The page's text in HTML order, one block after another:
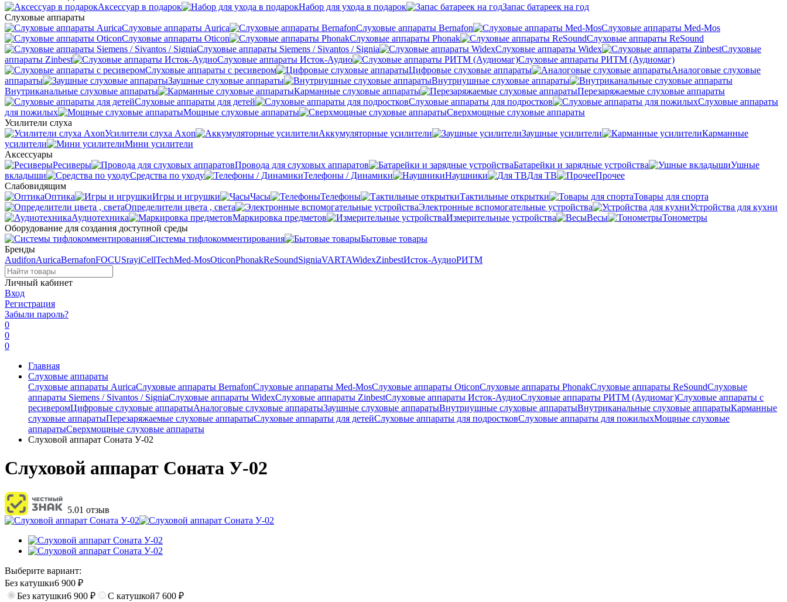
Аксессуар в подарок
Набор для ухода в подарок
Запас батареек на год
Слуховые аппараты
Слуховые аппараты Aurica
Слуховые аппараты Bernafon
Слуховые аппараты Med-Mos
Слуховые аппараты Oticon
Слуховые аппараты Phonak
Слуховые аппараты ReSound
Слуховые аппараты Siemens / Sivantos / Signia
Слуховые аппараты Widex
Слуховые
аппараты Zinbest
Слуховые аппараты Исток-Аудио
Слуховые аппараты РИТМ (Аудиомаг)
Слуховые аппараты с ресивером
Цифровые слуховые аппараты
Аналоговые слуховые
аппараты
Заушные слуховые аппараты
Внутриушные слуховые аппараты
Внутриканальные слуховые аппараты
Карманные слуховые аппараты
Перезаряжаемые слуховые аппараты
Слуховые аппараты для детей
Слуховые аппараты для подростков
Слуховые аппараты
для пожилых
Мощные слуховые аппараты
Сверхмощные слуховые аппараты
Усилители слуха
Усилители слуха Axon
Аккумуляторные усилители Заушные усилители
Карманные
усилители
Мини усилители
Аксессуары
Ресиверы
Провода для слуховых аппаратов Батарейки и зарядные устройства
Ушные
вкладыши
Средства по уходу Телефоны / Динамики Наушники Для ТВ
Прочее
Слабовидящим
Оптика
Игры и игрушки Часы Телефоны Тактильные открытки
Товары для спорта
Определители цвета , света
Электронные вспомогательные устройства
Устройства для кухни
Аудиотехника
Маркировка предметов Измерительные устройства Весы
Тонометры
Оборудование для создания доступной среды
Системы тифлокомментирования
Бытовые товары
Бренды
AudifonAuricaBernafonFOCUSrayiCellTechMed-MosOticonPhonakReSoundSigniaVARTAWidexZinbestИсток-АудиоРИТМ
Личный кабинет
Вход
Регистрация
Забыли пароль?
0
0
0
Главная
Слуховые аппараты
Слуховые аппараты AuricaСлуховые аппараты BernafonСлуховые аппараты Med-MosСлуховые аппараты OticonСлуховые аппараты PhonakСлуховые аппараты ReSoundСлуховые
аппараты Siemens / Sivantos / SigniaСлуховые аппараты WidexСлуховые аппараты ZinbestСлуховые аппараты Исток-АудиоСлуховые аппараты РИТМ (Аудиомаг)Слуховые аппараты с
ресиверомЦифровые слуховые аппаратыАналоговые слуховые аппаратыЗаушные слуховые аппаратыВнутриушные слуховые аппаратыВнутриканальные слуховые аппаратыКарманные
слуховые аппаратыПерезаряжаемые слуховые аппаратыСлуховые аппараты для детейСлуховые аппараты для подростковСлуховые аппараты для пожилыхМощные слуховые
аппаратыСверхмощные слуховые аппараты
Слуховой аппарат Соната У-02
Слуховой аппарат Соната У-02
5.01 отзыв
Выберите вариант:
Без катушки6 900 ₽
Без катушки6 900 ₽ С катушкой7 600 ₽